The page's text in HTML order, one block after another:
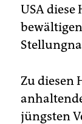
USA
Zu diesen
jüngsten